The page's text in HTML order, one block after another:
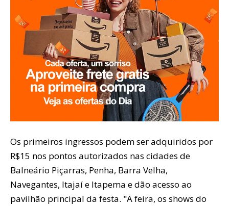
Os primeiros ingressos podem ser adquiridos por
R$15 nos pontos autorizados nas cidades de
Balneário Piçarras, Penha, Barra Velha,
Navegantes, Itajaí e Itapema e dão acesso ao
pavilhão principal da festa. "A feira, os shows do